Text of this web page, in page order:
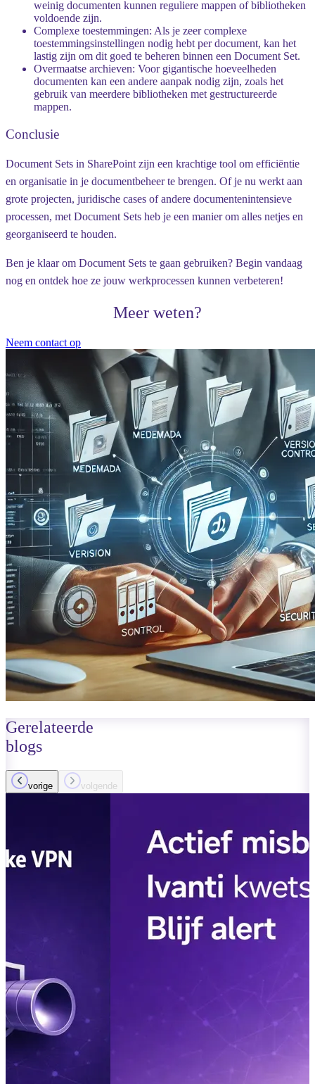
weinig documenten kunnen reguliere mappen of bibliotheken
voldoende zijn.
Complexe toestemmingen: Als je zeer complexe
toestemmingsinstellingen nodig hebt per document, kan het
lastig zijn om dit goed te beheren binnen een Document Set.
Overmaatse archieven: Voor gigantische hoeveelheden
documenten kan een andere aanpak nodig zijn, zoals het
gebruik van meerdere bibliotheken met gestructureerde
mappen.
Conclusie
Document Sets in SharePoint zijn een krachtige tool om efficiëntie
en organisatie in je documentbeheer te brengen. Of je nu werkt aan
grote projecten, juridische cases of andere documentenintensieve
processen, met Document Sets heb je een manier om alles netjes en
georganiseerd te houden.
Ben je klaar om Document Sets te gaan gebruiken? Begin vandaag
nog en ontdek hoe ze jouw werkprocessen kunnen verbeteren!
Meer weten?
Neem contact op
Gerelateerde
blogs
vorige volgende